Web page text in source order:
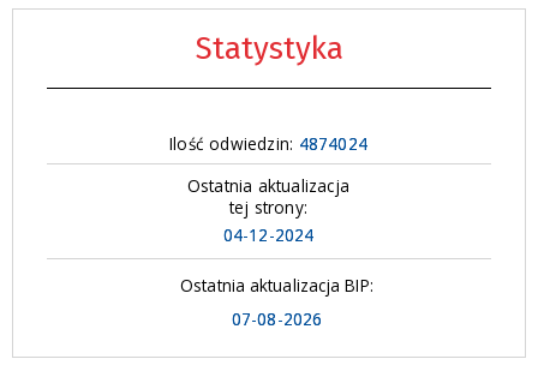
Statystyka
Ilość odwiedzin: 4874024
Ostatnia aktualizacja
tej strony:
04-12-2024
Ostatnia aktualizacja BIP:
07-08-2026